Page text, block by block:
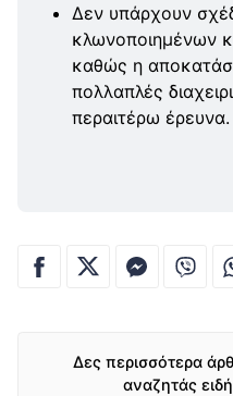
Δεν υπάρχουν
κλωνοποιημένων
καθώς η
πολλαπλές
περαιτέρω έρευνα.
Δες περισσότερα
αναζητάς